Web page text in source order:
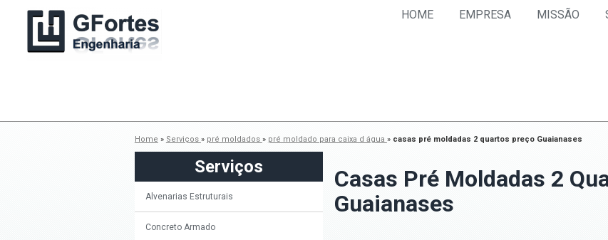
HOME EMPRESA MISSÃO
Home » Serviços » pré moldados » pré moldado para caixa d água » casas pré moldadas 2 quartos preço Guaianases
Serviços
Alvenarias Estruturais
Concreto Armado
Casas Pré Moldadas 2
Guaianases